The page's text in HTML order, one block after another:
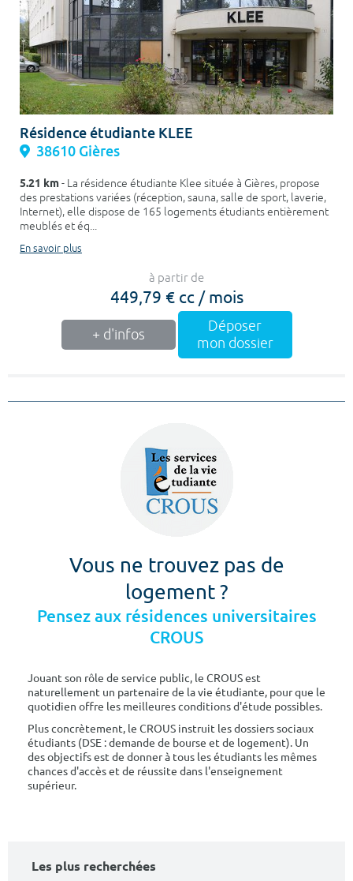
Résidence étudiante KLEE
38610 Gières
5.21 km- La résidence étudiante Klee située à Gières, propose
des prestations variées (réception, sauna, salle de sport, laverie,
Internet), elle dispose de 165 logements étudiants entièrement
meublés et éq...
En savoir plus
à partir de
449,79 € cc / mois
+ d'infos
Déposer
mon dossier
Vous ne trouvez pas de
logement ?
Pensez aux résidences universitaires
CROUS
Jouant son rôle de service public, le CROUS est
naturellement un partenaire de la vie étudiante, pour que le
quotidien offre les meilleures conditions d'étude possibles.
Plus concrètement, le CROUS instruit les dossiers sociaux
étudiants (DSE : demande de bourse et de logement). Un
des objectifs est de donner à tous les étudiants les mêmes
chances d'accès et de réussite dans l'enseignement
supérieur.
Les plus recherchées